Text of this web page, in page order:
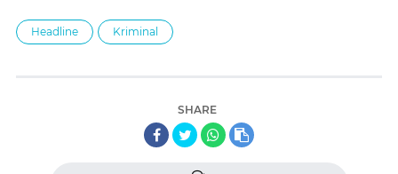
Headline Kriminal
SHARE